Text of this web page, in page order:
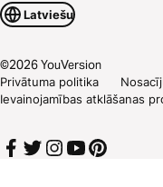
Latviešu
©2026YouVersion
Privātuma politika
Ievainojamības atklāšanas